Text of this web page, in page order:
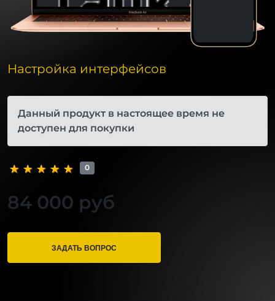
Настройка интерфейсов
Данный продукт в настоящее время не
доступен для покупки
0
84 000 руб
ЗАДАТЬ ВОПРОС